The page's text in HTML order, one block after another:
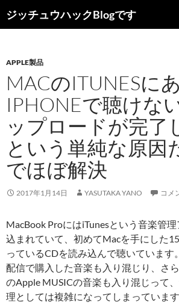
ン
ツ
へ
ス
ジッチュウハックBlogです
索
APPLE製品
MACのITUNESに
IPHONEで聴けな
ップロードが完了
という単純な原因
でほぼ解決
2017年1月14日 YASUTAKA YANO コメ
MacBook ProにはiTunesという音楽管
込まれていて、初めてMacを手にした
っているCDを読み込んで聴いています
配信で購入した音楽も入り混じり、さ
のApple MUSICの音楽も入り混じって
理としては複雑になってしまっています